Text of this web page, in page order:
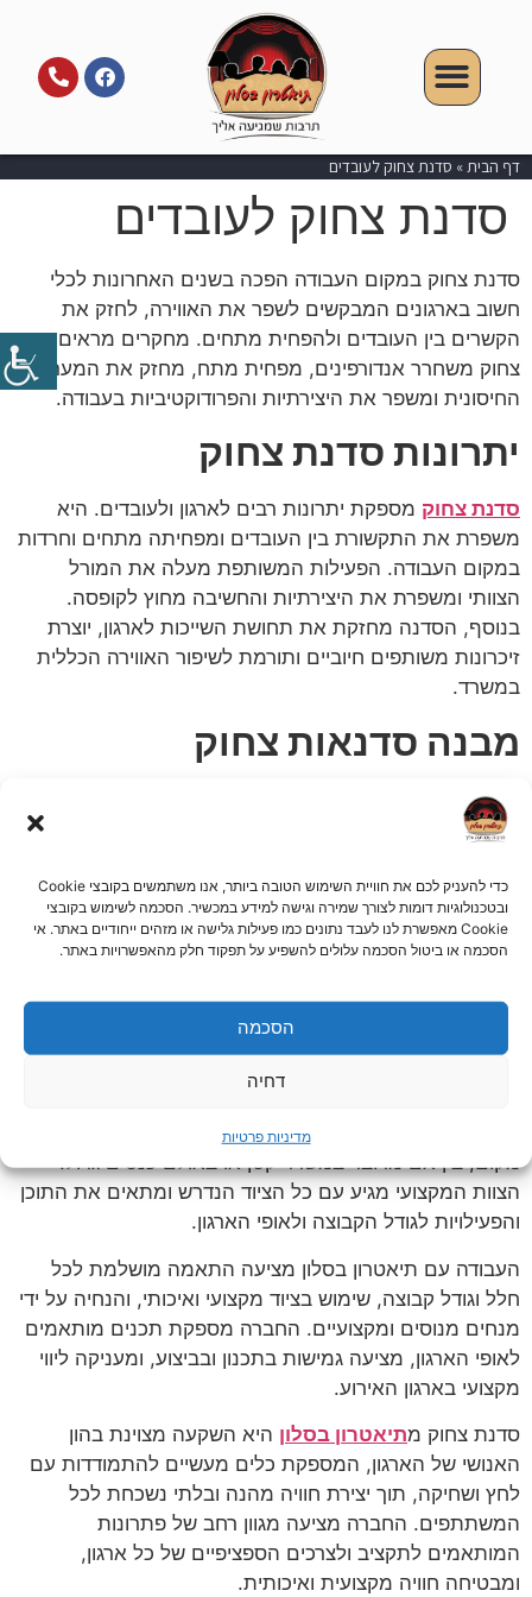
כדי להעניק לכם את חוויית השימוש הטובה ביותר, אנו משתמשים בקובצי Cookie
ובטכנולוגיות דומות לצורך שמירה וגישה למידע במכשיר. הסכמה לשימוש בקובצי
Cookie מאפשרת לנו לעבד נתונים כמו פעילות גלישה או מזהים ייחודיים באתר. אי
הסכמה או ביטול הסכמה עלולים להשפיע על תפקוד חלק מהאפשרויות באתר.
הסכמה
דחיה
מדיניות פרטיות
דף הבית» סדנת צחוק לעובדים
סדנת צחוק לעובדים
סדנת צחוק במקום העבודה הפכה בשנים האחרונות לכלי
חשוב בארגונים המבקשים לשפר את האווירה, לחזק את
הקשרים בין העובדים ולהפחית מתחים. מחקרים מראים כי
צחוק משחרר אנדורפינים, מפחית מתח, מחזק את המערכת
החיסונית ומשפר את היצירתיות והפרודוקטיביות בעבודה.
יתרונות סדנת צחוק
סדנת צחוק מספקת יתרונות רבים לארגון ולעובדים. היא
משפרת את התקשורת בין העובדים ומפחיתה מתחים וחרדות
במקום העבודה. הפעילות המשותפת מעלה את המורל
הצוותי ומשפרת את היצירתיות והחשיבה מחוץ לקופסה.
בנוסף, הסדנה מחזקת את תחושת השייכות לארגון, יוצרת
זיכרונות משותפים חיוביים ותורמת לשיפור האווירה הכללית
במשרד.
מבנה סדנאות צחוק
סדנת צחוק טיפוסית מורכבת ממגוון פעילויות המשולבות יחד
ליצירת חוויה מעצימה ומהנה. הסדנה מתחילה בתרגילי
אימפרוביזציה. המשתתפים עוברים פעילויות לשבירת קרח
ותרגילים לבניית אמון, משתתפים במשחקי תפקידים מצחיקים
ומסיימים במדיטציית צחוק מעצימה.
תיאטרון בסלון – חוויה
מותאמת אישית
לצרכי הארגון. החברה מתמחה בהבאת תוכן איכותי לכל
מקום, בין אם מדובר במשרד קטן או באולם כנסים גדול.
הצוות המקצועי מגיע עם כל הציוד הנדרש ומתאים את התוכן
והפעילויות לגודל הקבוצה ולאופי הארגון.
העבודה עם תיאטרון בסלון מציעה התאמה מושלמת לכל
חלל וגודל קבוצה, שימוש בציוד מקצועי ואיכותי, והנחיה על ידי
מנחים מנוסים ומקצועיים. החברה מספקת תכנים מותאמים
לאופי הארגון, מציעה גמישות בתכנון ובביצוע, ומעניקה ליווי
מקצועי בארגון האירוע.
סדנת צחוק מתיאטרון בסלון היא השקעה מצוינת בהון
האנושי של הארגון, המספקת כלים מעשיים להתמודדות עם
לחץ ושחיקה, תוך יצירת חוויה מהנה ובלתי נשכחת לכל
המשתתפים. החברה מציעה מגוון רחב של פתרונות
המותאמים לתקציב ולצרכים הספציפיים של כל ארגון,
ומבטיחה חוויה מקצועית ואיכותית.